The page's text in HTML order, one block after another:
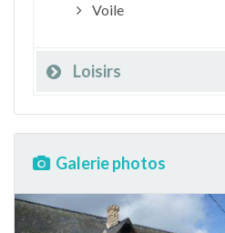
Voile
Loisirs
Galerie photos